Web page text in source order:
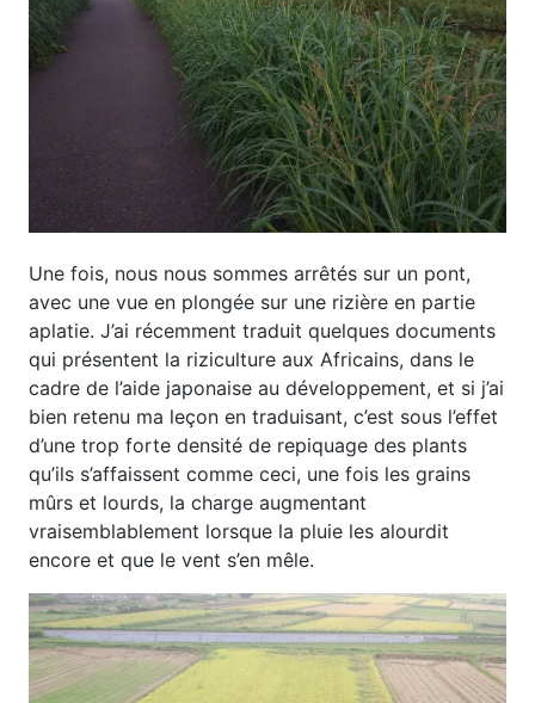
Une fois, nous nous sommes arrêtés sur un pont,
avec une vue en plongée sur une rizière en partie
aplatie. J’ai récemment traduit quelques documents
qui présentent la riziculture aux Africains, dans le
cadre de l’aide japonaise au développement, et si j’ai
bien retenu ma leçon en traduisant, c’est sous l’effet
d’une trop forte densité de repiquage des plants
qu’ils s’affaissent comme ceci, une fois les grains
mûrs et lourds, la charge augmentant
vraisemblablement lorsque la pluie les alourdit
encore et que le vent s’en mêle.